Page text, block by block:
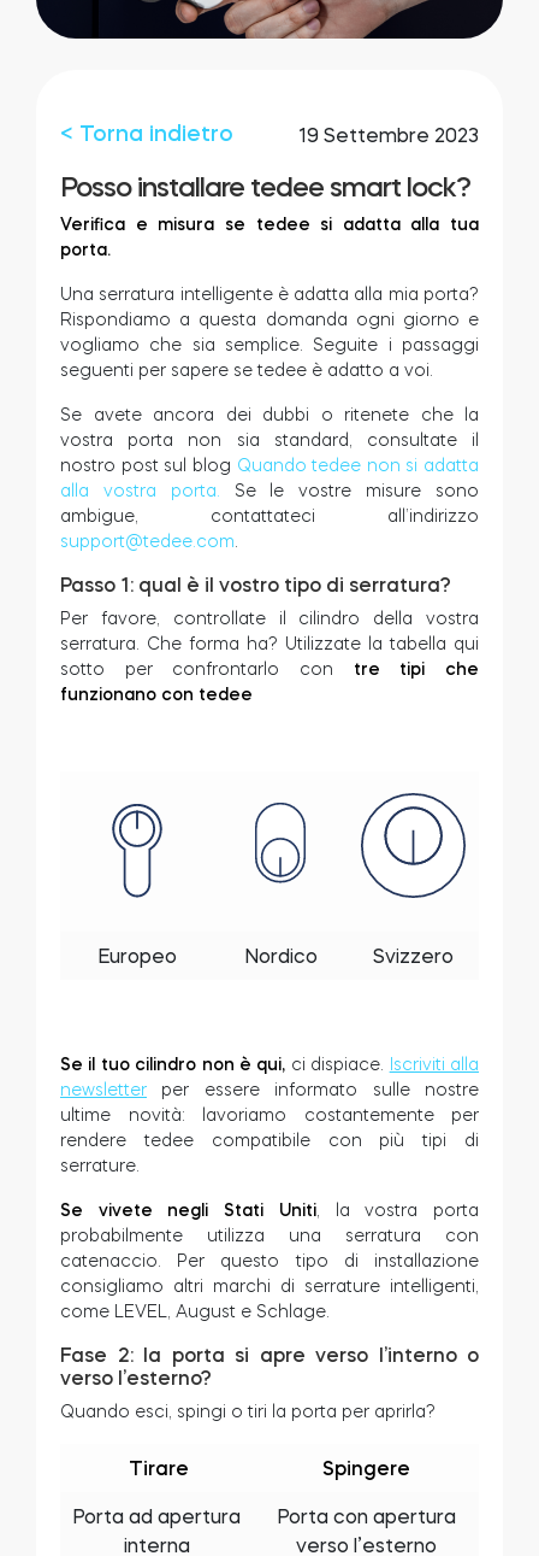
Accessori
Tedee Bridge
Door Sensor
Cilindri
Casa acces
Tedee Dry Contact
< Torna indietro 19 Settembre 2023
Posso installare tedee smart lock?
Verifica e misura se tedee si adatta alla tua
porta.
Una serratura intelligente è adatta alla mia porta?
Rispondiamo a questa domanda ogni giorno e
vogliamo che sia semplice. Seguite i passaggi
seguenti per sapere se tedee è adatto a voi.
Se avete ancora dei dubbi o ritenete che la
vostra porta non sia standard, consultate il
nostro post sul blog Quando tedee non si adatta
alla vostra porta.
Se le vostre misure sono
ambigue, contattateci all’indirizzo
support@tedee.com
Passo 1: qual è il vostro tipo di serratura?
Per favore, controllate il cilindro della vostra
serratura. Che forma ha? Utilizzate la tabella qui
sotto per confrontarlo con tre tipi che
funzionano con tedee
Europeo Nordico Svizzero
Se il tuo cilindro non è qui, ci dispiace.
Iscriviti alla
newsletter per essere informato sulle nostre
ultime novità: lavoriamo costantemente per
rendere tedee compatibile con più tipi di
serrature.
Se vivete negli Stati Uniti, la vostra porta
probabilmente utilizza una serratura con
catenaccio. Per questo tipo di installazione
consigliamo altri marchi di serrature intelligenti,
come LEVEL, August e Schlage.
Fase 2: la porta si apre verso l’interno o
verso l’esterno?
Quando esci, spingi o tiri la porta per aprirla?
Tirare Spingere
Porta ad apertura
interna
Porta con apertura
verso l’esterno